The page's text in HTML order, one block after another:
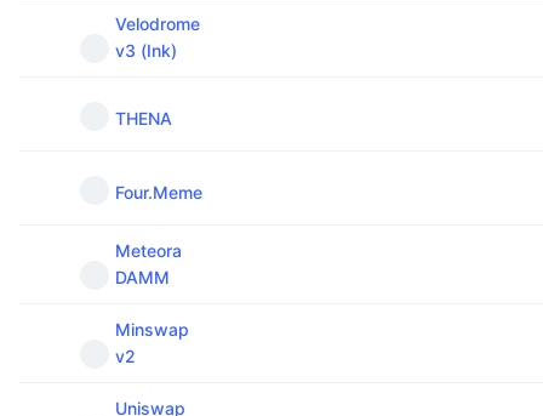
Velodrome
v3 (Ink)
THENA
Four.Meme
Meteora
DAMM
Minswap
v2
Uniswap